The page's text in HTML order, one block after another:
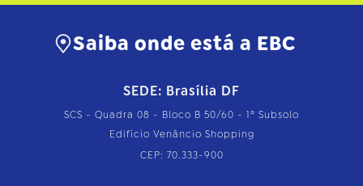
Saiba onde está a EBC
SEDE: Brasília DF
SCS - Quadra 08 - Bloco B 50/60 - 1º Subsolo
Edifício Venâncio Shopping
CEP: 70.333-900